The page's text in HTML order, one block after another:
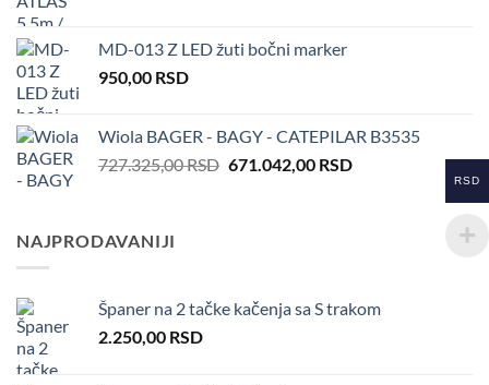
MD-013 Z LED žuti bočni marker
950,00 RSD
Wiola BAGER - BAGY - CATEPILAR B3535
727.325,00RSD Original
671.042,00 RSDCurrent
671.042,00 RSD.
NAJPRODAVANIJI
Španer na 2 tačke kačenja sa S trakom
2.250,00 RSD
RSD